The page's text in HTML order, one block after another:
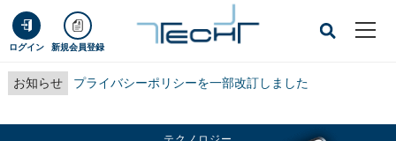
ログイン 新規会員登録
お知らせ プライバシーポリシーを一部改訂しました